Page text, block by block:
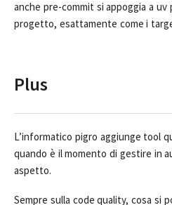
anche pre-commit si appoggia a uv
progetto, esattamente come i
Plus
L’informatico pigro aggiunge tool
quando è il momento di gestire in
aspetto.
Sempre sulla code quality, cosa si